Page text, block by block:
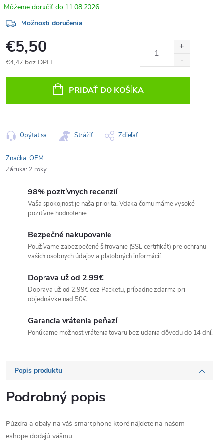
11.08.2026
Možnosti doručenia
€5,50
€4,47 bez DPH
PRIDAŤ DO KOŠÍKA
Opýtať sa Strážiť Zdieľať
Značka:OEM
Záruka: 2 roky
98% pozitívnych recenzií
Vaša spokojnosť je naša priorita. Vďaka čomu máme vysoké
pozitívne hodnotenie.
Bezpečné nakupovanie
Používame zabezpečené šifrovanie (SSL certifikát) pre ochranu
vašich osobných údajov a platobných informácií.
Doprava už od 2,99€
Doprava už od 2,99€ cez Packetu, prípadne zdarma pri
objednávke nad 50€.
Garancia vrátenia peňazí
Ponúkame možnosť vrátenia tovaru bez udania dôvodu do 14 dní.
Popis produktu
Podrobný popis
Púzdra a obaly na váš smartphone ktoré nájdete na našom
eshope dodajú vášmu